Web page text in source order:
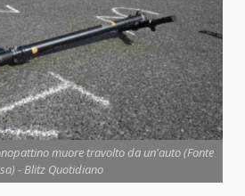
muore travolto da un'auto (Fonte
- Blitz Quotidiano